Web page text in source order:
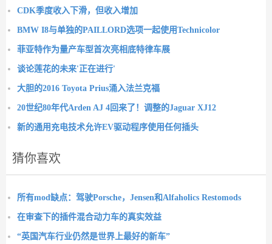
CDK季度收入下滑，但收入增加
BMW I8与单独的PAILLORD选项一起使用Technicolor
菲亚特作为量产车型首次亮相底特律车展
谈论莲花的未来'正在进行'
大胆的2016 Toyota Prius涌入法兰克福
20世纪80年代Arden AJ 4回来了！调整的Jaguar XJ12
新的通用充电技术允许EV驱动程序使用任何插头
猜你喜欢
所有mod缺点：驾驶Porsche，Jensen和Alfaholics Restomods
在审查下的插件混合动力车的真实效益
“英国汽车行业仍然是世界上最好的新车”